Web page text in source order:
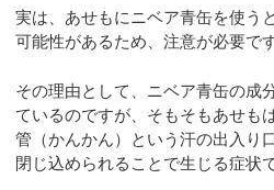
実は、あせもにニベア青缶を使う
可能性があるため、注意が必要です
その理由として、ニベア青缶の成
ているのですが、そもそもあせも
管（かんかん）という汗の出入り
閉じ込められることで生じる症状